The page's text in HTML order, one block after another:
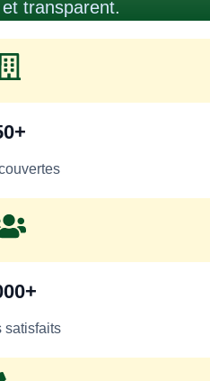
transparent.
satisfaits